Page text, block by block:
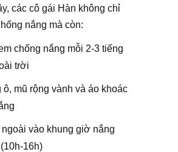
các cô gái Hàn không chỉ
nắng mà còn:
chống nắng mỗi 2-3 tiếng
trời
ô, mũ rộng vành và áo khoác
ngoài vào khung giờ nắng
16h)